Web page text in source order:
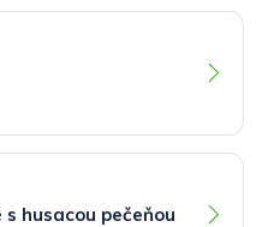
husacou pečeňou